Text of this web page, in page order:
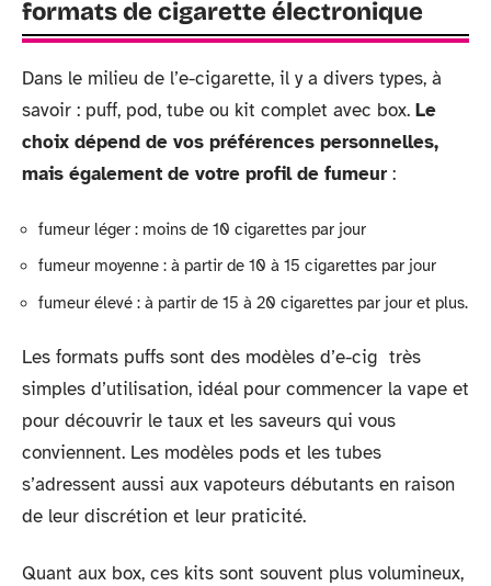
formats de cigarette électronique
Dans le milieu de l’e-cigarette, il y a divers types, à
savoir : puff, pod, tube ou kit complet avec box. Le
choix dépend de vos préférences personnelles,
mais également de votre profil de fumeur :
fumeur léger : moins de 10 cigarettes par jour
fumeur moyenne : à partir de 10 à 15 cigarettes par jour
fumeur élevé : à partir de 15 à 20 cigarettes par jour et plus.
Les formats puffs sont des modèles d’e-cig très
simples d’utilisation, idéal pour commencer la vape et
pour découvrir le taux et les saveurs qui vous
conviennent. Les modèles pods et les tubes
s’adressent aussi aux vapoteurs débutants en raison
de leur discrétion et leur praticité.
Quant aux box, ces kits sont souvent plus volumineux,